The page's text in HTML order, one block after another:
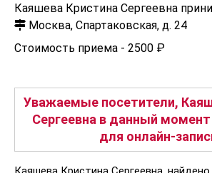
Каяшева Кристина Сергеевна
Москва, Спартаковская, д. 24
Стоимость приема - 2500 ₽
Уважаемые посетители,
Сергеевна в данный
для онлайн-